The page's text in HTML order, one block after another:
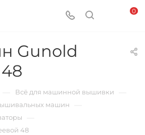
0
Gunold
Всё для машинной вышивки
машин
48